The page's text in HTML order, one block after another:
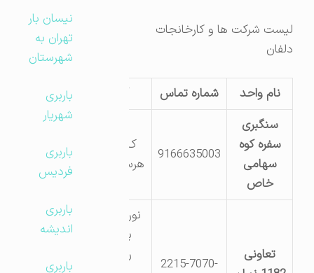
لیست شرکت ها و کارخانجات
دلفان
نام واحد شماره تماس
آدرس
سنگبری
سفره کوه
سهامی
خاص
9166635003
ک5 جاده
هرسین8651
تعاونی
2215-7070-
نورآباد-بلوار
بهشتی
روبروی
نیسان بار
تهران به
شهرستان
باربری
شهریار
باربری
فردیس
باربری
اندیشه
باربری